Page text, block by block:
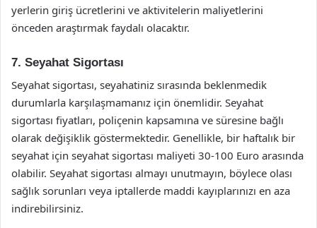
yerlerin giriş ücretlerini ve aktivitelerin maliyetlerini
önceden araştırmak faydalı olacaktır.
7. Seyahat Sigortası
Seyahat sigortası, seyahatiniz sırasında beklenmedik
durumlarla karşılaşmamanız için önemlidir. Seyahat
sigortası fiyatları, poliçenin kapsamına ve süresine bağlı
olarak değişiklik göstermektedir. Genellikle, bir haftalık bir
seyahat için seyahat sigortası maliyeti 30-100 Euro arasında
olabilir. Seyahat sigortası almayı unutmayın, böylece olası
sağlık sorunları veya iptallerde maddi kayıplarınızı en aza
indirebilirsiniz.